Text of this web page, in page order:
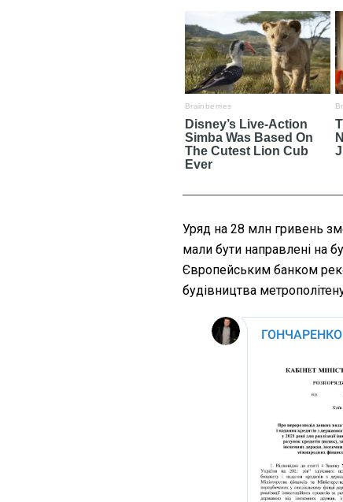
Уряд на 28 млн гривень
мали бути направлені на
Європейським банком
будівництва